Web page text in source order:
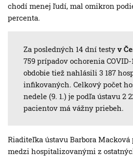
chodí menej ľudí, mal omikron
percenta.
Za posledných 14 dní testy v
759 prípadov ochorenia
obdobie tiež nahlásili 3 187
infikovaných. Celkový počet
nedele (9. 1.) je podľa ústavu 2
pacientov má vážny priebeh.
Riaditeľka ústavu Barbora Macková
medzi hospitalizovanými z